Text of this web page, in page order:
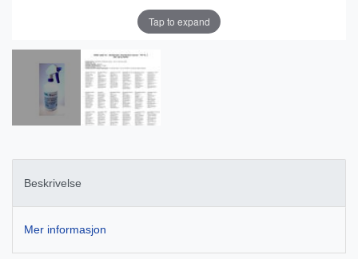
Tap to expand
Beskrivelse
Mer informasjon